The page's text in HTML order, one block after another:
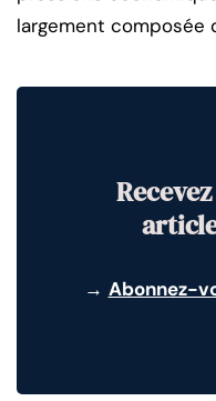
largement composée
→ Abonnez-